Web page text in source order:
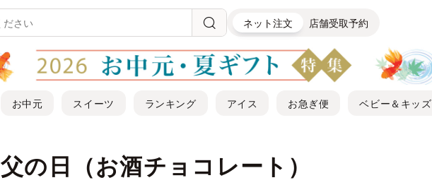
ネット注文 店舗受取予約
お中元 スイーツ ランキング アイス お急ぎ便 ベビー＆キッズ
父の日（お酒チョコレート）